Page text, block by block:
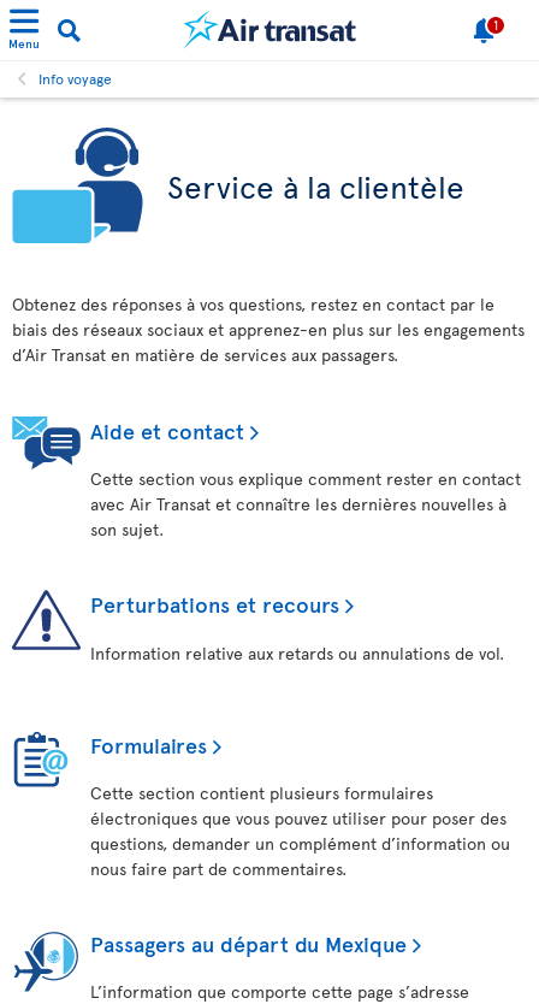
Menu
1
Info voyage
Service à la clientèle
Obtenez des réponses à vos questions, restez en contact par le
biais des réseaux sociaux et apprenez-en plus sur les engagements
d’Air Transat en matière de services aux passagers.
Aide et contact
Cette section vous explique comment rester en contact
avec Air Transat et connaître les dernières nouvelles à
son sujet.
Perturbations et recours
Information relative aux retards ou annulations de vol.
Formulaires
Cette section contient plusieurs formulaires
électroniques que vous pouvez utiliser pour poser des
questions, demander un complément d’information ou
nous faire part de commentaires.
Passagers au départ du Mexique
L’information que comporte cette page s’adresse